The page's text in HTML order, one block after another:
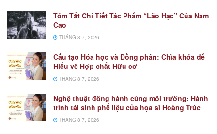
Tóm Tắt Chi Tiết Tác Phẩm “Lão Hạc” Của Nam
Cao
THÁNG 8 7, 2026
Cấu tạo Hóa học và Đồng phân: Chìa khóa để
Hiểu về Hợp chất Hữu cơ
THÁNG 8 7, 2026
Nghệ thuật đồng hành cùng môi trường: Hành
trình tái sinh phế liệu của họa sĩ Hoàng Trúc
THÁNG 8 7, 2026